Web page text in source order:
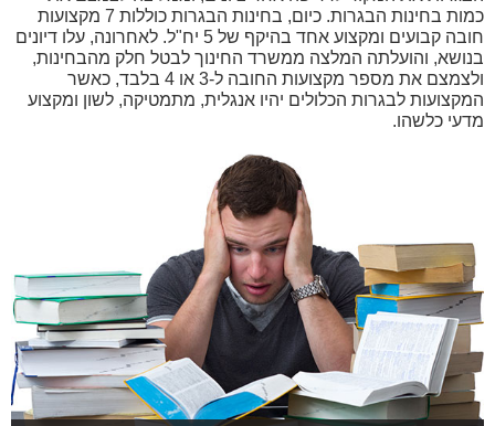
כמות בחינות הבגרות. כיום, בחינות הבגרות כוללות 7 מקצועות
חובה קבועים ומקצוע אחד בהיקף של 5 יח"ל. לאחרונה, עלו דיונים
בנושא, והועלתה המלצה ממשרד החינוך לבטל חלק מהבחינות,
ולצמצם את מספר מקצועות החובה ל-3 או 4 בלבד, כאשר
המקצועות לבגרות הכלולים יהיו אנגלית, מתמטיקה, לשון ומקצוע
מדעי כלשהו.